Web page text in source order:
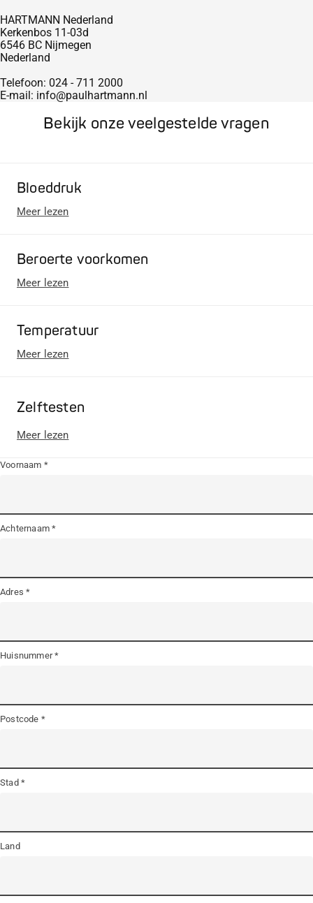
HARTMANN Nederland
Kerkenbos 11-03d
6546 BC Nijmegen
Nederland
Telefoon: 024 - 711 2000
E-mail: info@paulhartmann.nl
Bekijk onze veelgestelde vragen
Bloeddruk
Meer lezen
Beroerte voorkomen
Meer lezen
Temperatuur
Meer lezen
Zelftesten
Meer lezen
Voornaam
Achternaam
Adres
Huisnummer
Postcode
Stad
Land